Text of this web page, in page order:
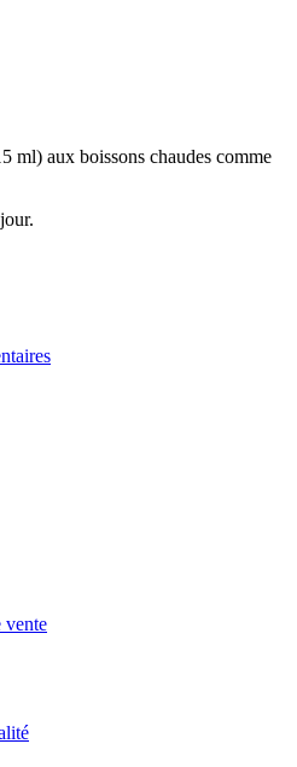
ml) aux boissons chaudes comme
vente